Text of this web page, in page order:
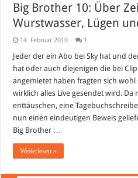
Big Brother 10: Über
Wurstwasser, Lügen
14. Februar 2010 1
Jeder der ein Abo bei Sky hat und
hat oder auch diejenigen die bei
angemietet haben fragten sich
wirklich alles Live gesendet wird. Da
enttäuschen, eine
nun einen eindeutigen Beweis
Big Brother …
Weiterlesen »